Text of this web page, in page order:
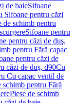
de baieSifoane
Sifoane pentru căzi
de schimb pentru
Sifoane pentru
pentru căzi de duş,
pentru Fără capac
pentru căzi de
căzi de duş, d90Cu
Cu capac ventil de
schimb pentru Fără
Piese de schimb